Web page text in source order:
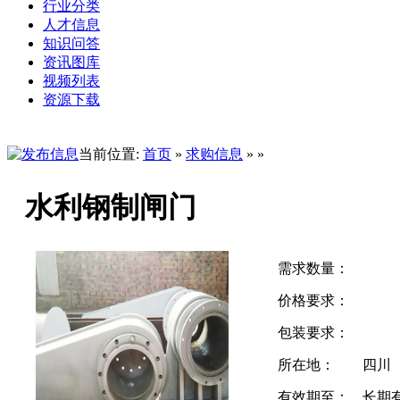
行业分类
人才信息
知识问答
资讯图库
视频列表
资源下载
当前位置: 首页 » 求购信息 » »
水利钢制闸门
需求数量：
价格要求：
包装要求：
所在地： 四川
有效期至： 长期